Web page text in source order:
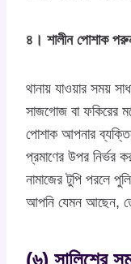
৪। শালীন পোশাক
থানায় যাওয়ার সময়
সাজগোজ বা ফকিরের
পোশাক আপনার
প্রমাণের উপর নির্ভর
নামাজের টুপি পরলে
আপনি যেমন আছেন,
(৬) সালিশের